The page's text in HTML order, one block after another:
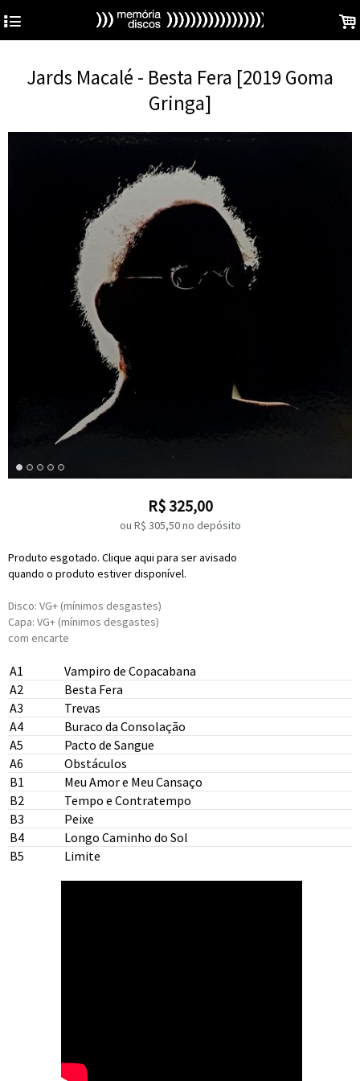
4 .
Jards Macalé - Besta Fera [2019 Goma
Gringa]
R$ 325,00
ou R$ 305,50no depósito
Produto esgotado. Clique aqui para ser avisado
quando o produto estiver disponível.
Disco: VG+ (mínimos desgastes)
Capa: VG+ (mínimos desgastes)
com encarte
A1
Vampiro de Copacabana
A2
Besta Fera
A3
Trevas
A4
Buraco da Consolação
A5
Pacto de Sangue
A6
Obstáculos
B1
Meu Amor e Meu Cansaço
B2
Tempo e Contratempo
B3
Peixe
B4
Longo Caminho do Sol
B5
Limite